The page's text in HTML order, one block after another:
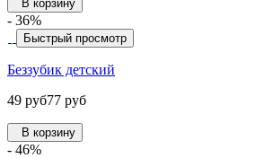
В корзину
- 36%
Быстрый просмотр
Беззубик детский
49 руб77 руб
В корзину
- 46%